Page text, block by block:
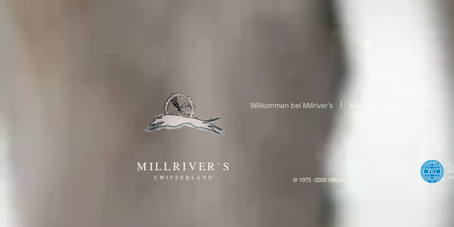
MILLRIVER`S
SWITZERLAND
Willkommen bei Millriver's Millriver`s News
© 1975 -2026 Millriver`s. Erstellt mit